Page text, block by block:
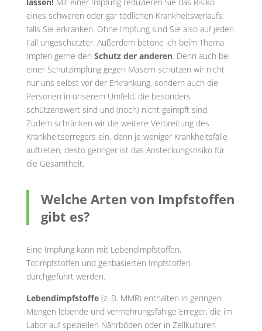
eines schweren oder gar tödlichen Krankheitsverlaufs,
falls Sie erkranken. Ohne Impfung sind Sie also auf jeden
Fall ungeschützter. Außerdem betone ich beim Thema
Impfen gerne den Schutz der anderen. Denn auch bei
einer Schutzimpfung gegen Masern schützen wir nicht
nur uns selbst vor der Erkrankung, sondern auch die
Personen in unserem Umfeld, die besonders
schützenswert sind und (noch) nicht geimpft sind.
Zudem schränken wir die weitere Verbreitung des
Krankheitserregers ein, denn je weniger Krankheitsfälle
auftreten, desto geringer ist das Ansteckungsrisiko für
die Gesamtheit.
Welche Arten von Impfstoffen
gibt es?
Eine Impfung kann mit Lebendimpfstoffen,
Totimpfstoffen und genbasierten Impfstoffen
durchgeführt werden.
Lebendimpfstoffe (z. B. MMR) enthalten in geringen
Mengen lebende und vermehrungsfähige Erreger, die im
Labor auf speziellen Nährböden oder in Zellkulturen